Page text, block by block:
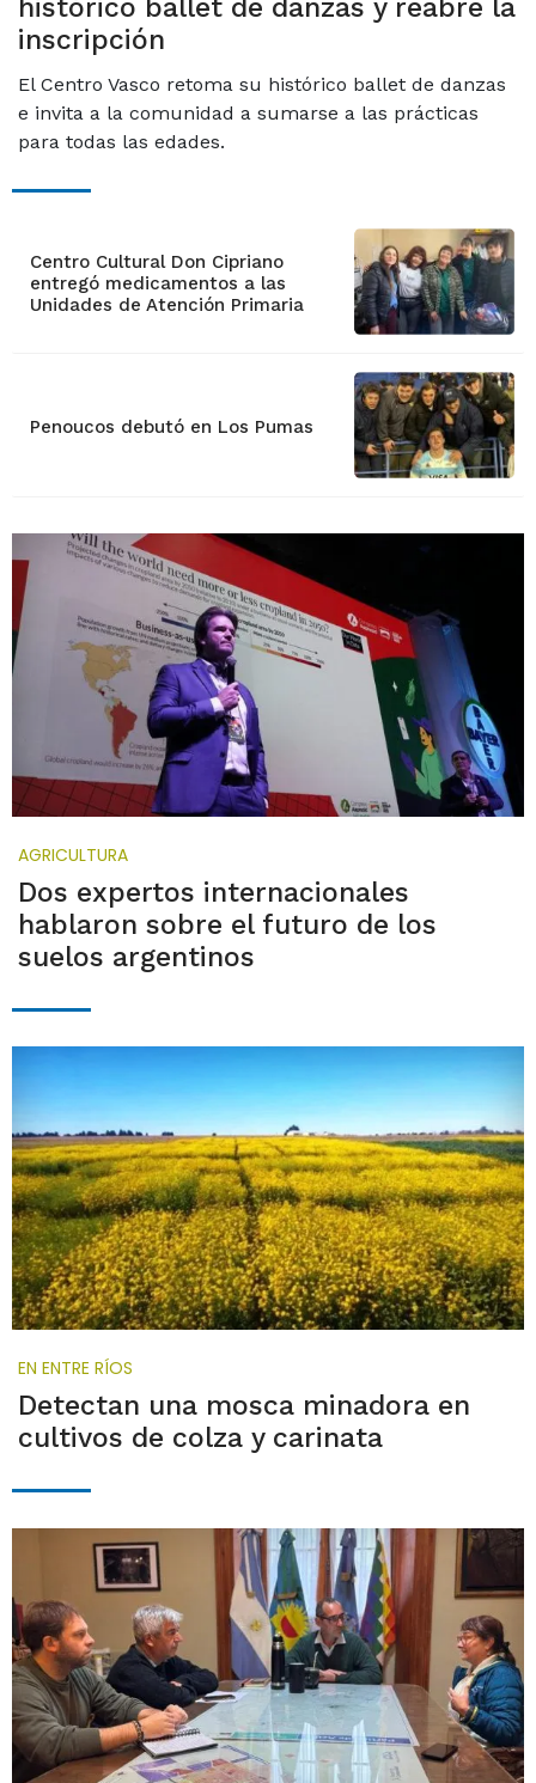
histórico ballet de danzas y reabre la
inscripción
El Centro Vasco retoma su histórico ballet de danzas
e invita a la comunidad a sumarse a las prácticas
para todas las edades.
Centro Cultural Don Cipriano
entregó medicamentos a las
Unidades de Atención Primaria
Penoucos debutó en Los Pumas
AGRICULTURA
Dos expertos internacionales
hablaron sobre el futuro de los
suelos argentinos
EN ENTRE RÍOS
Detectan una mosca minadora en
cultivos de colza y carinata